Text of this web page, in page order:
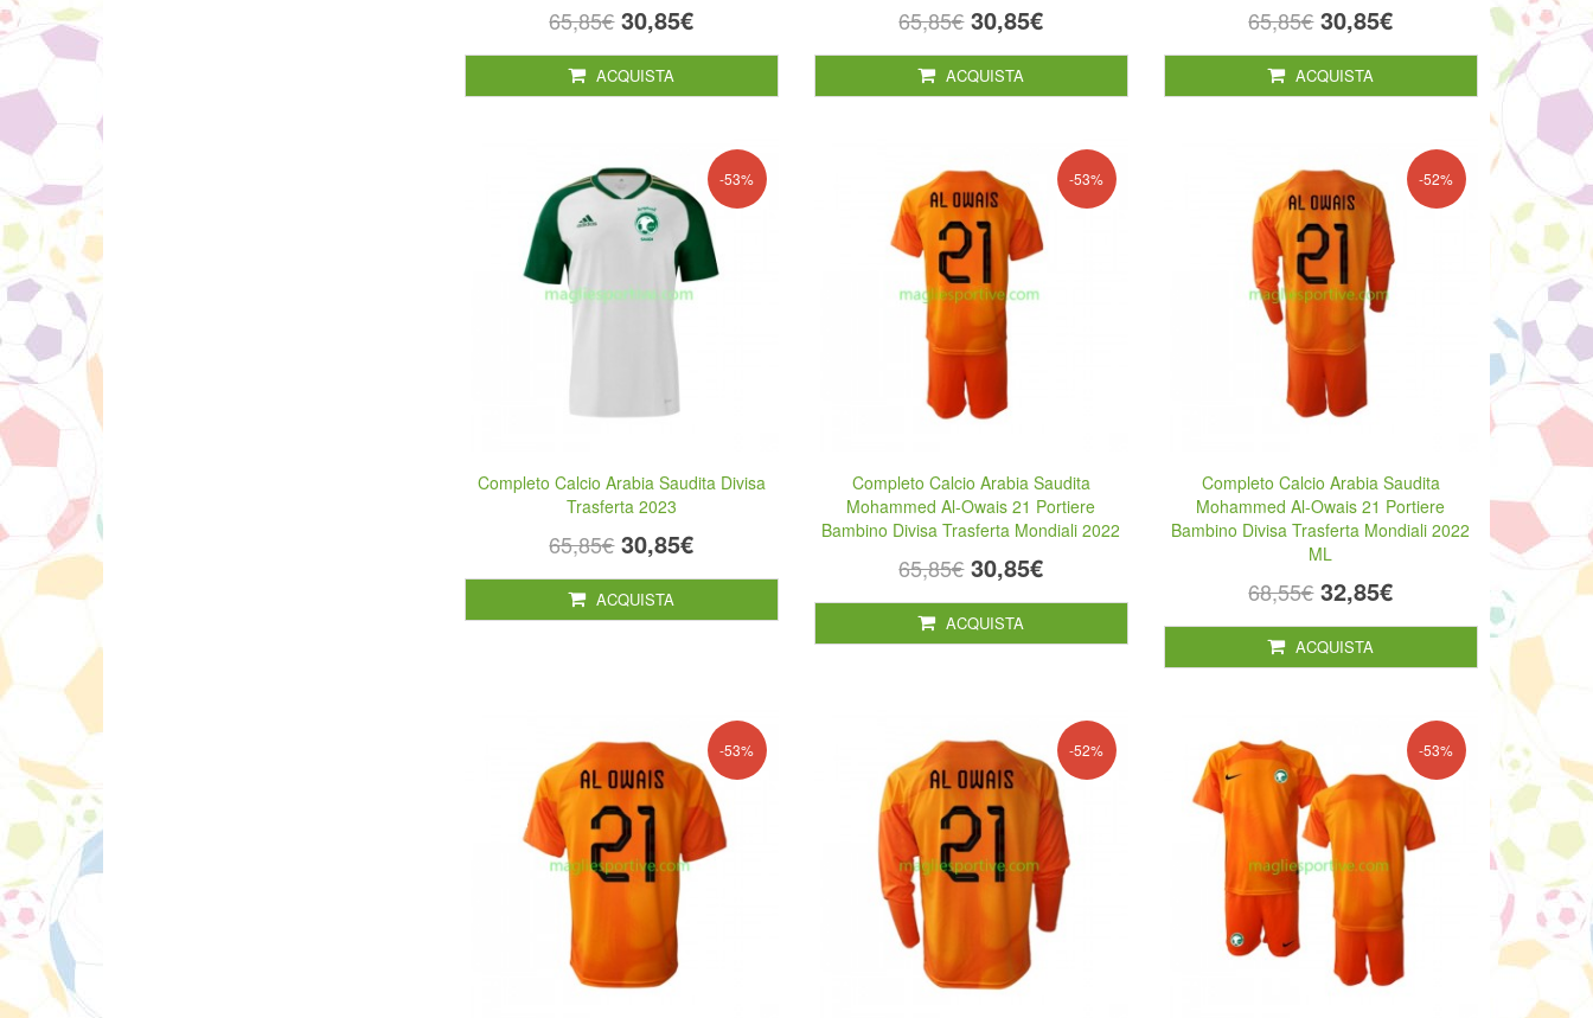
65,85€ 30,85€
ACQUISTA
65,85€ 30,85€
ACQUISTA
65,85€ 30,85€
ACQUISTA
-53%
Completo Calcio Arabia Saudita Divisa
Trasferta 2023
65,85€ 30,85€
ACQUISTA
-53%
Completo Calcio Arabia Saudita
Mohammed Al-Owais 21 Portiere
Bambino Divisa Trasferta Mondiali 2022
65,85€ 30,85€
ACQUISTA
-52%
Completo Calcio Arabia Saudita
Mohammed Al-Owais 21 Portiere
Bambino Divisa Trasferta Mondiali 2022
ML
68,55€ 32,85€
ACQUISTA
-53% -52% -53%